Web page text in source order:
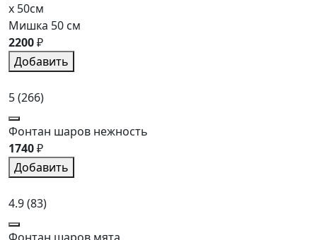
x 50см
Мишка 50 см
2200₽
Добавить
5(266)
Фонтан шаров нежность
1740₽
Добавить
4.9(83)